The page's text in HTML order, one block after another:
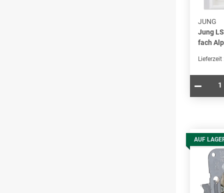
JUNG
Jung
fach
AUF